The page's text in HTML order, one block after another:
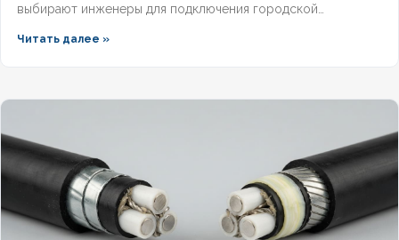
выбирают инженеры для подключения городской
Читать далее »